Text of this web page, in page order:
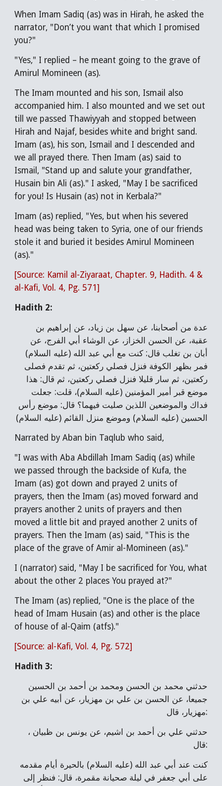
When Imam Sadiq (as) was in Hirah, he asked the
narrator, "Don’t you want that which I promised
you?"
"Yes," I replied – he meant going to the grave of
Amirul Momineen (as).
The Imam mounted and his son, Ismail also
accompanied him. I also mounted and we set out
till we passed Thawiyyah and stopped between
Hirah and Najaf, besides white and bright sand.
Imam (as), his son, Ismail and I descended and
we all prayed there. Then Imam (as) said to
Ismail, "Stand up and salute your grandfather,
Husain bin Ali (as)." I asked, "May I be sacrificed
for you! Is Husain (as) not in Kerbala?"
Imam (as) replied, "Yes, but when his severed
head was being taken to Syria, one of our friends
stole it and buried it besides Amirul Momineen
(as)."
[Source: Kamil al-Ziyaraat, Chapter. 9, Hadith. 4 &
al-Kafi, Vol. 4, Pg. 571]
Hadith 2:
عدة من أصحابنا، عن سهل بن زياد، عن إبراهيم بن
عقبة، عن الحسن الخزاز، عن الوشاء أبي الفرج، عن
أبان بن تغلب قال: كنت مع أبي عبد الله (عليه السلام)
فمر بظهر الكوفة فنزل فصلي ركعتين، ثم تقدم فصلى
ركعتين، ثم سار قليلا فنزل فصلي ركعتين، ثم قال: هذا
موضع قبر أمير المؤمنين (عليه السلام)، قلت: جعلت
فداك والموضعين اللذين صليت فيهما؟ قال: موضع رأس
الحسين (عليه السلام) وموضع منزل القائم (عليه السلام)
Narrated by Aban bin Taqlub who said,
"I was with Aba Abdillah Imam Sadiq (as) while
we passed through the backside of Kufa, the
Imam (as) got down and prayed 2 units of
prayers, then the Imam (as) moved forward and
prayers another 2 units of prayers and then
moved a little bit and prayed another 2 units of
prayers. Then the Imam (as) said, "This is the
place of the grave of Amir al-Momineen (as)."
I (narrator) said, "May I be sacrificed for You, what
about the other 2 places You prayed at?"
The Imam (as) replied, "One is the place of the
head of Imam Husain (as) and other is the place
of house of al-Qaim (atfs)."
[Source: al-Kafi, Vol. 4, Pg. 572]
Hadith 3:
حدثني محمد بن الحسن ومحمد بن أحمد بن الحسين
جميعا، عن الحسن بن علي بن مهزيار، عن أبيه علي بن
مهزيار، قال:
حدثني علي بن أحمد بن اشيم، عن يونس بن ظبيان ،
قال:
كنت عند أبي عبد الله (عليه السلام) بالحيرة أيام مقدمه
على أبي جعفر في ليلة صحيانة مقمرة، قال: فنظر إلى